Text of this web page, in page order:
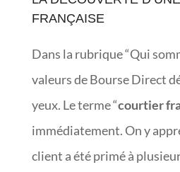
FRANÇAISE
Dans la rubrique “Qui
valeurs de Bourse Direct
yeux. Le terme “courtier
immédiatement. On y
client a été primé à